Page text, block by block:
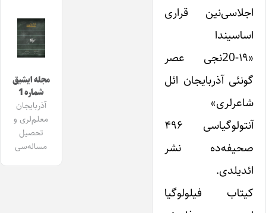
اجلاسی‌نین قراری
اساسیندا
«۱۹-20نجی عصر
گونئی آذربایجان ائل
شاعرلری»
آنتولوگیاسی ۴۹۶
صحیفه‌ده نشر
ائدیلدی.
کیتاب فیلولوگیا
مجله ایشیق
شماره 1
آذربایجان
معلم‌لری و
تحصیل
مساله‌سی